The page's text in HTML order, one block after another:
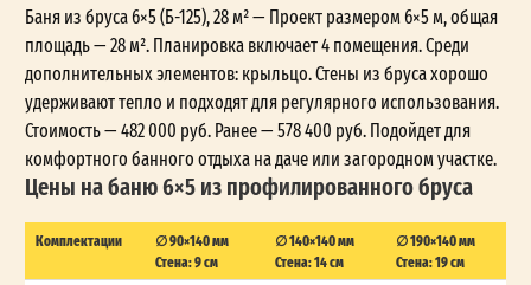
Баня из бруса 6×5 (Б-125), 28 м² — Проект размером 6×5 м, общая
площадь — 28 м². Планировка включает 4 помещения. Среди
дополнительных элементов: крыльцо. Стены из бруса хорошо
удерживают тепло и подходят для регулярного использования.
Стоимость — 482 000 руб. Ранее — 578 400 руб. Подойдет для
комфортного банного отдыха на даче или загородном участке.
Цены на баню 6×5 из профилированного бруса
Комплектации
∅ 90×140 мм
Стена: 9 см
∅ 140×140 мм
Стена: 14 см
∅ 190×140 мм
Стена: 19 см